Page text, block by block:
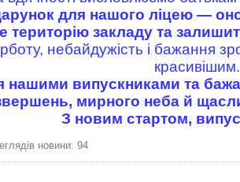
для нашого ліцею —
територію закладу та
небайдужість і бажання
красивішим.
випускниками та
мирного неба й
З новим стартом,
новини: 94